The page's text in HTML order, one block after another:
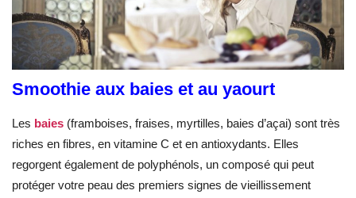
Smoothie aux baies et au yaourt
Les baies (framboises, fraises, myrtilles, baies d’açai) sont très
riches en fibres, en vitamine C et en antioxydants. Elles
regorgent également de polyphénols, un composé qui peut
protéger votre peau des premiers signes de vieillissement